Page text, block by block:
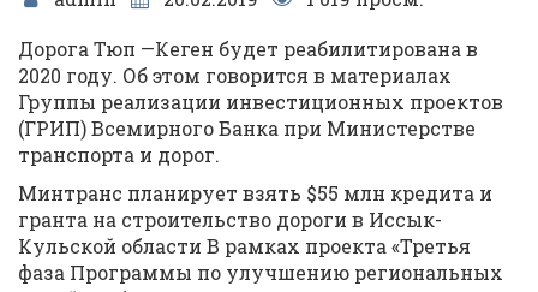
Дорога Тюп —Кеген будет реабилитирована в
2020 году. Об этом говорится в материалах
Группы реализации инвестиционных проектов
(ГРИП) Всемирного Банка при Министерстве
транспорта и дорог.
Минтранс планирует взять $55 млн кредита и
гранта на строительство дороги в Иссык-
Кульской области В рамках проекта «Третья
фаза Программы по улучшению региональных